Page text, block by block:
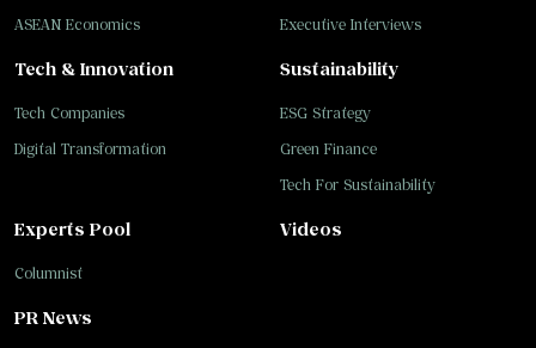
Executive Interviews
Tech & Innovation
Tech Companies
Digital Transformation
Sustainability
ESG Strategy
Green Finance
Tech For Sustainability
ASEAN Economics
Experts Pool
Columnist
Videos
PR News